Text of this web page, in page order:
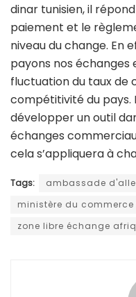
dinar tunisien, il
paiement et le
niveau du change. En
payons nos échanges
fluctuation du taux de
compétitivité du pays.
développer un outil
échanges
cela s’appliquera à
Tags: ambassade
ministère du commerce
zone libre échange